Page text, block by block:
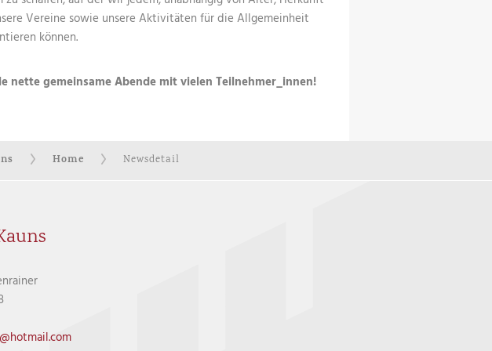
Vereine sowie unsere Aktivitäten für die Allgemeinheit
können.
nette gemeinsame Abende mit vielen Teilnehmer_innen!
Home Newsdetail